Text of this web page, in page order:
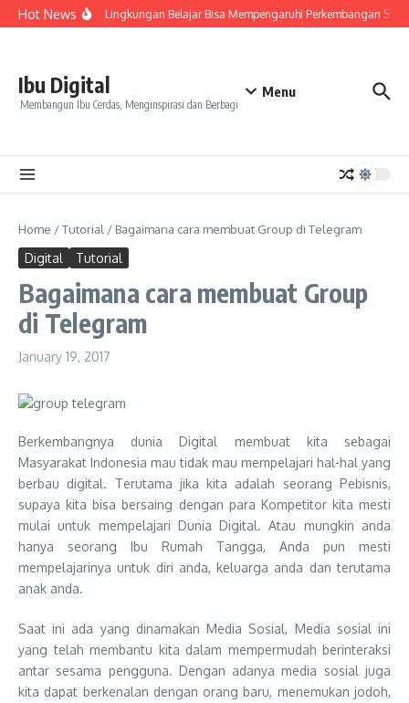
Skip to content
Hot News7 Alasan Lingkungan Belajar Bisa Mempengaruhi Perkembangan
Ibu Digital
Membangun Ibu Cerdas, Menginspirasi dan Berbagi
Menu
Home /Tutorial / Bagaimana cara membuat Group di Telegram
Digital Tutorial
Bagaimana cara membuat Group
di Telegram
January 19, 2017
Berkembangnya dunia Digital membuat kita sebagai
Masyarakat Indonesia mau tidak mau mempelajari hal-hal yang
berbau digital. Terutama jika kita adalah seorang Pebisnis,
supaya kita bisa bersaing dengan para Kompetitor kita mesti
mulai untuk mempelajari Dunia Digital. Atau mungkin anda
hanya seorang Ibu Rumah Tangga, Anda pun mesti
mempelajarinya untuk diri anda, keluarga anda dan terutama
anak anda.
Saat ini ada yang dinamakan Media Sosial, Media sosial ini
yang telah membantu kita dalam mempermudah berinteraksi
antar sesama pengguna. Dengan adanya media sosial juga
kita dapat berkenalan dengan orang baru, menemukan jodoh,